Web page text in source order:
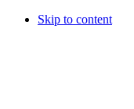
Skip to content